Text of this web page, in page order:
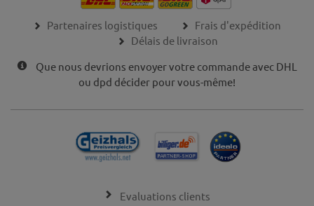
Partenaires logistiques
Frais d'expédition
Délais de livraison
Que nous devrions envoyer votre commande avec DHL
ou dpd décider pour vous-même!
Evaluations clients